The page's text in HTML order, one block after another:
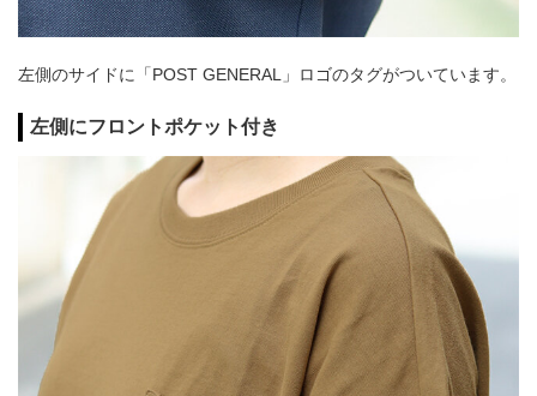
左側のサイドに「POST GENERAL」ロゴのタグがついています。
左側にフロントポケット付き